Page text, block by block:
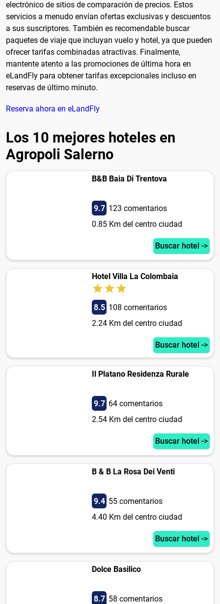
electrónico de sitios de comparación de precios. Estos
servicios a menudo envían ofertas exclusivas y descuentos
a sus suscriptores. También es recomendable buscar
paquetes de viaje que incluyan vuelo y hotel, ya que pueden
ofrecer tarifas combinadas atractivas. Finalmente,
mantente atento a las promociones de última hora en
eLandFly para obtener tarifas excepcionales incluso en
reservas de último minuto.
Reserva ahora en eLandFly
Los 10 mejores hoteles en
Agropoli Salerno
B&B Baia Di Trentova
9.7 123 comentarios
0.85 Km del centro ciudad
Buscar hotel ->
Hotel Villa La Colombaia
8.5 108 comentarios
2.24 Km del centro ciudad
Buscar hotel ->
Il Platano Residenza Rurale
9.7 64 comentarios
2.54 Km del centro ciudad
Buscar hotel ->
B & B La Rosa Dei Venti
9.4 55 comentarios
4.40 Km del centro ciudad
Buscar hotel ->
Dolce Basilico
8.7 58 comentarios